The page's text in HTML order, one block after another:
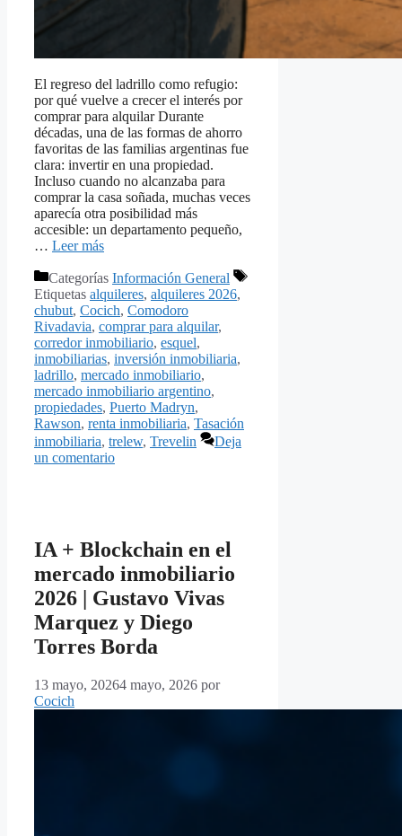
El regreso del ladrillo como refugio:
por qué vuelve a crecer el interés por
comprar para alquilar Durante
décadas, una de las formas de ahorro
favoritas de las familias argentinas fue
clara: invertir en una propiedad.
Incluso cuando no alcanzaba para
comprar la casa soñada, muchas veces
aparecía otra posibilidad más
accesible: un departamento pequeño,
… Leer más
Categorías Información General
Etiquetas alquileres, alquileres 2026,
chubut, Cocich, Comodoro
Rivadavia, comprar para alquilar,
corredor inmobiliario, esquel,
inmobiliarias, inversión inmobiliaria,
ladrillo, mercado inmobiliario,
mercado inmobiliario argentino,
propiedades, Puerto Madryn,
Rawson, renta inmobiliaria, Tasación
inmobiliaria, trelew, Trevelin
Deja
un comentario
IA + Blockchain en el
mercado inmobiliario
2026 | Gustavo Vivas
Marquez y Diego
Torres Borda
13 mayo, 20264 mayo, 2026 por
Cocich